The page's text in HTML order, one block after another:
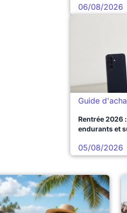
06/08/2026
Guide
Rentrée 2026
endurants et
05/08/2026